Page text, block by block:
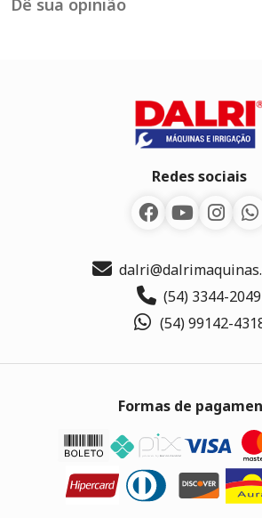
Dê sua opinião
Redes sociais
(54) 3344-2049
(54) 99142-
Formas de